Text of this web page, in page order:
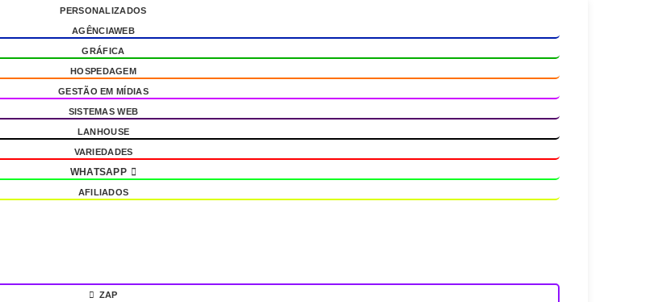
PERSONALIZADOS
AGÊNCIAWEB
GRÁFICA
HOSPEDAGEM
GESTÃO EM MÍDIAS
SISTEMAS WEB
LANHOUSE
VARIEDADES
WHATSAPP
AFILIADOS
ZAP